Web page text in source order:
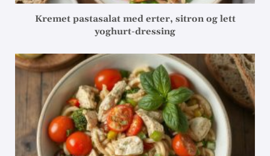
Kremet pastasalat med erter, sitron og lett
yoghurt-dressing